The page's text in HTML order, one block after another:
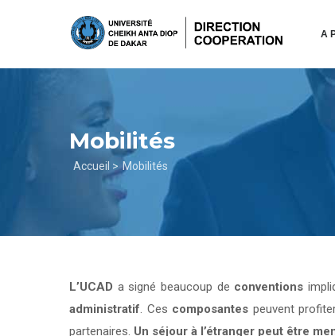
principal
A
Mobilités
Fil
d'Ariane
Accueil > Mobilités
L’UCAD a signé beaucoup de conventions
administratif. Ces composantes peuvent
partenaires. Un séjour à l’étranger peut être